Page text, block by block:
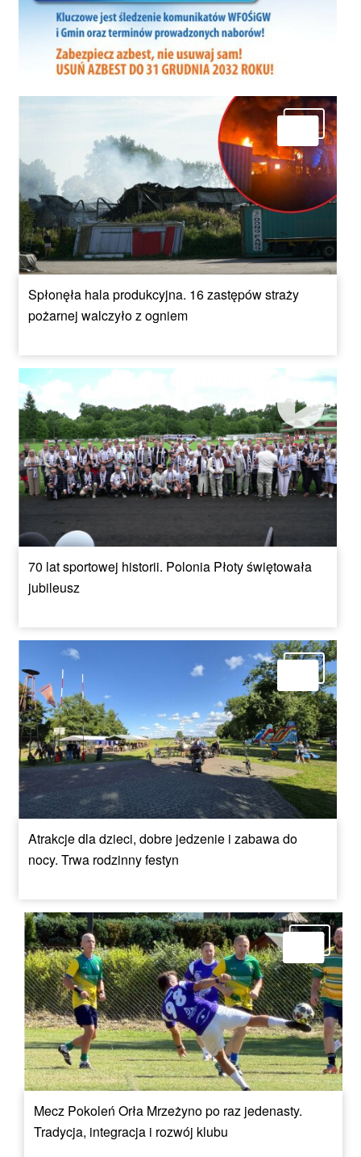
Spłonęła hala produkcyjna. 16 zastępów straży
pożarnej walczyło z ogniem
70 lat sportowej historii. Polonia Płoty świętowała
jubileusz
Atrakcje dla dzieci, dobre jedzenie i zabawa do
nocy. Trwa rodzinny festyn
Mecz Pokoleń Orła Mrzeżyno po raz jedenasty.
Tradycja, integracja i rozwój klubu